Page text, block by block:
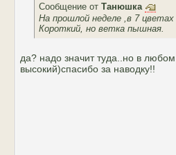
Сообщение от Танюшка
На прошлой неделе ,в 7
Короткий, но ветка пышная.
да? надо значит туда..но в
высокий)спасибо за наводку!!